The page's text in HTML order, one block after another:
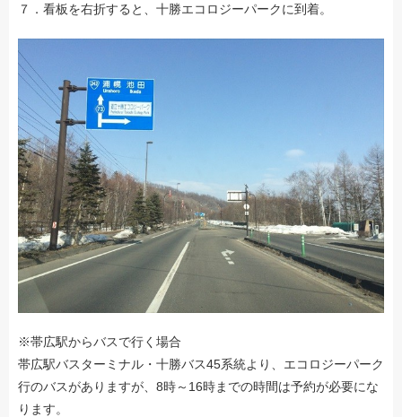
７．看板を右折すると、十勝エコロジーパークに到着。
※帯広駅からバスで行く場合
帯広駅バスターミナル・十勝バス45系統より、エコロジーパーク
行のバスがありますが、8時～16時までの時間は予約が必要にな
ります。